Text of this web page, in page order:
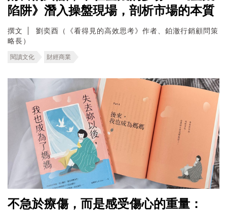
陷阱》潛入操盤現場，剖析市場的本質
撰文
劉奕酉（《看得見的高效思考》作者、鉑澈行銷顧問策
略長）
閱讀文化 財經商業
不急於療傷，而是感受傷心的重量：